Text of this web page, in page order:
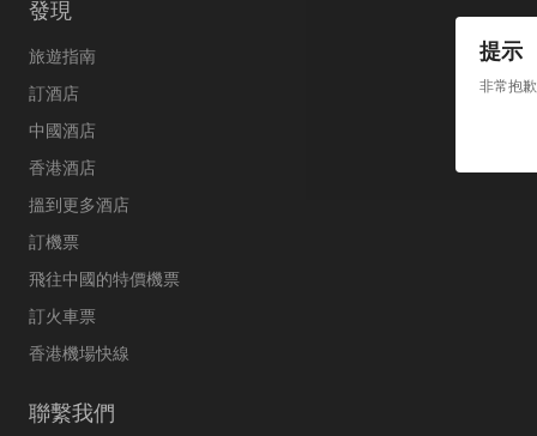
提示
非常抱
發現
旅遊指南
訂酒店
中國酒店
香港酒店
搵到更多酒店
訂機票
飛往中國的特價機票
訂火車票
香港機場快線
聯繫我們